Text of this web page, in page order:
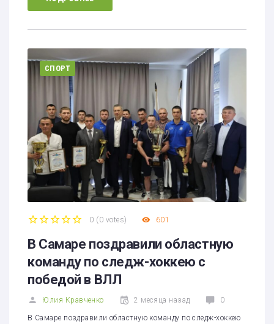
СПОРТ
0 (0 votes) 601
В Самаре поздравили областную
команду по следж-хоккею с
победой в ВЛЛ
Юлия Кравченко 2 месяца назад 0
В Самаре поздравили областную команду по следж-хоккею